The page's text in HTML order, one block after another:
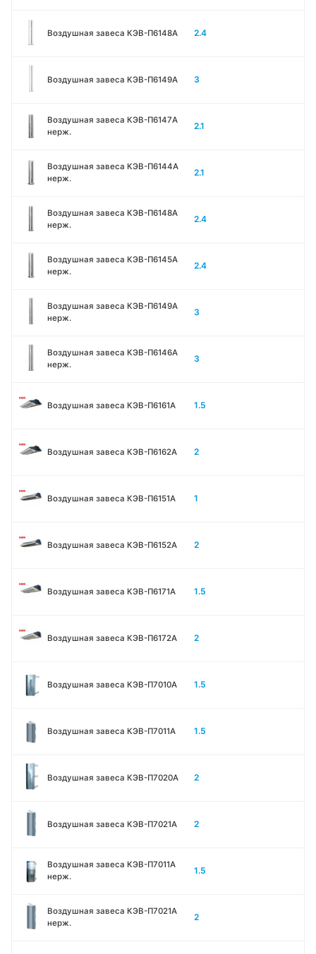
Воздушная завеса КЭВ-П6148A 2.4
Воздушная завеса КЭВ-П6149A 3
Воздушная завеса КЭВ-П6147A
нерж.
2.1
Воздушная завеса КЭВ-П6144A
нерж.
2.1
Воздушная завеса КЭВ-П6148A
нерж.
2.4
Воздушная завеса КЭВ-П6145A
нерж.
2.4
Воздушная завеса КЭВ-П6149A
нерж.
3
Воздушная завеса КЭВ-П6146A
нерж.
3
Воздушная завеса КЭВ-П6161А 1.5
Воздушная завеса КЭВ-П6162А 2
Воздушная завеса КЭВ-П6151А 1
Воздушная завеса КЭВ-П6152А 2
Воздушная завеса КЭВ-П6171А 1.5
Воздушная завеса КЭВ-П6172А 2
Воздушная завеса КЭВ-П7010A 1.5
Воздушная завеса КЭВ-П7011A 1.5
Воздушная завеса КЭВ-П7020A 2
Воздушная завеса КЭВ-П7021A 2
Воздушная завеса КЭВ-П7011A
нерж.
1.5
Воздушная завеса КЭВ-П7021A
нерж.
2